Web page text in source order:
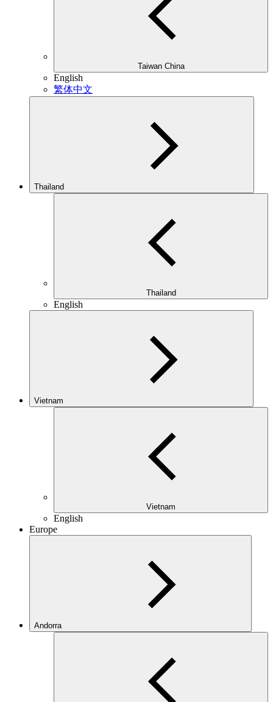
Taiwan China
English
繁体中文
Thailand
Thailand
English
Vietnam
Vietnam
English
Europe
Andorra